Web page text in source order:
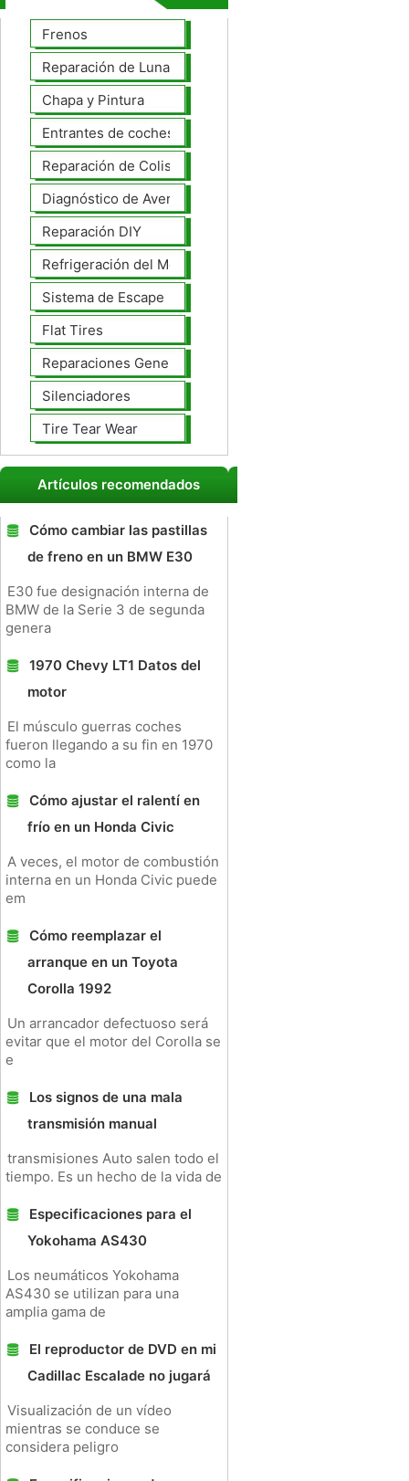
Frenos
Reparación de Lunas
Chapa y Pintura
Entrantes de coches
Reparación de Colisiones
Diagnóstico de Averías
Reparación DIY
Refrigeración del Motor
Sistema de Escape
Flat Tires
Reparaciones Generales
Silenciadores
Tire Tear Wear
Artículos recomendados
Cómo cambiar las pastillas
de freno en un BMW E30
E30 fue designación interna de
BMW de la Serie 3 de segunda
genera
1970 Chevy LT1 Datos del
motor
El músculo guerras coches
fueron llegando a su fin en 1970
como la
Cómo ajustar el ralentí en
frío en un Honda Civic
A veces, el motor de combustión
interna en un Honda Civic puede
em
Cómo reemplazar el
arranque en un Toyota
Corolla 1992
Un arrancador defectuoso será
evitar que el motor del Corolla se
e
Los signos de una mala
transmisión manual
transmisiones Auto salen todo el
tiempo. Es un hecho de la vida de
Especificaciones para el
Yokohama AS430
Los neumáticos Yokohama
AS430 se utilizan para una
amplia gama de
El reproductor de DVD en mi
Cadillac Escalade no jugará
Visualización de un vídeo
mientras se conduce se
considera peligro